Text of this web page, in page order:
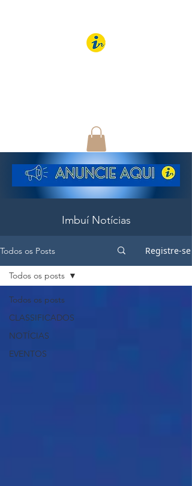
Imbuí Notícias
Todos os Posts Registre-se
Todos os posts
CLASSIFICADOS
NOTÍCIAS
EVENTOS
Todos os posts